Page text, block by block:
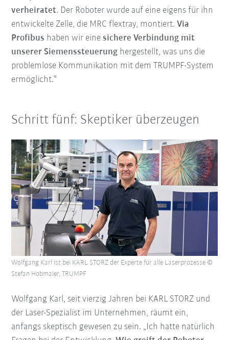
verheiratet. Der Roboter wurde auf eine eigens für ihn
entwickelte Zelle, die MRC flextray, montiert.Via
Profibus haben wir einesichere Verbindung mit
unserer Siemenssteuerung hergestellt, was uns die
problemlose Kommunikation mit dem TRUMPF-System
ermöglicht.“
Schritt fünf: Skeptiker überzeugen
Wolfgang Karl, seit vierzig Jahren bei KARL STORZ und
der Laser-Spezialist im Unternehmen, räumt ein,
anfangs skeptisch gewesen zu sein. „Ich hatte natürlich
Wolfgang Karl ist bei KARL STORZ der Experte für alle Laserprozesse ©
Stefan Hobmaier, TRUMPF